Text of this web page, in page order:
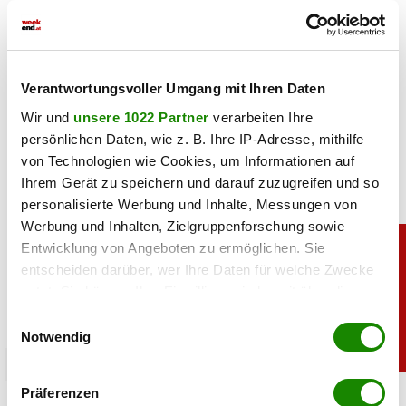
Verantwortungsvoller Umgang mit Ihren Daten
Wir und unsere 1022 Partner verarbeiten Ihre
persönlichen Daten, wie z. B. Ihre IP-Adresse, mithilfe
von Technologien wie Cookies, um Informationen auf
Ihrem Gerät zu speichern und darauf zuzugreifen und so
personalisierte Werbung und Inhalte, Messungen von
Werbung und Inhalten, Zielgruppenforschung sowie
Entwicklung von Angeboten zu ermöglichen. Sie
entscheiden darüber, wer Ihre Daten für welche Zwecke
nutzt. Sie können Ihre Einwilligung jederzeit über die
Trigger Symbol ändern oder widerrufen
Notwendig
Präferenzen
teilen
Lili Paul-Roncalli ganz privat: So sieht man sie